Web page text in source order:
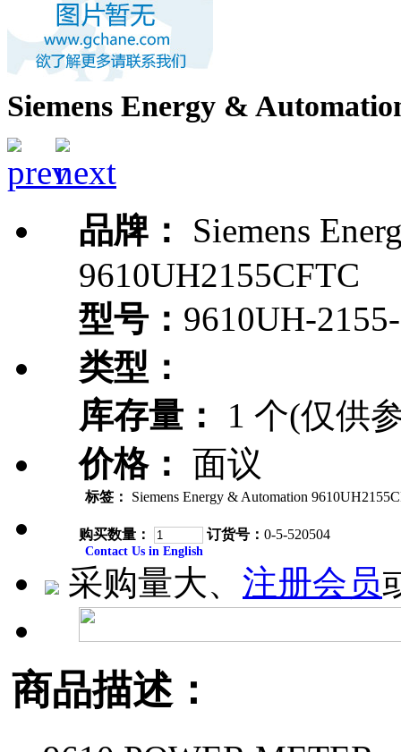
Siemens Energy &
品牌：
Siemens
9610UH2155CFTC
型号： 9610UH-
类型：
库存量：
1 个(仅供
价格： 面议
标签： Siemens Energy & Automation
购买数量： 订货号： 0-5-520504
Contact Us in English
采购量大、 注册会员
商品描述：